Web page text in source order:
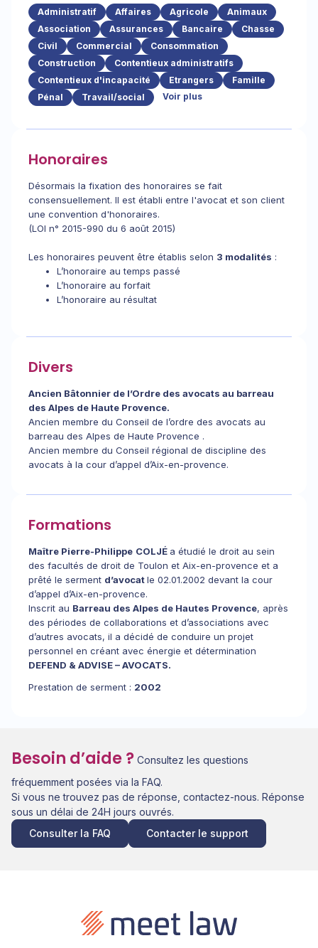
Administratif Affaires Agricole
Animaux
Association
Assurances Bancaire
Chasse
Civil
Commercial
Consommation
Construction
Contentieux administratifs
Contentieux d'incapacité
Etrangers
Famille
Pénal
Travail/social Voir plus
Honoraires
Désormais la fixation des honoraires se fait
consensuellement. Il est établi entre l'avocat et son client
une convention d'honoraires.
(LOI n° 2015-990 du 6 août 2015)
Les honoraires peuvent être établis selon 3 modalités :
L’honoraire au temps passé
L’honoraire au forfait
L’honoraire au résultat
Divers
Ancien Bâtonnier de l’Ordre des avocats au barreau
des Alpes de Haute Provence.
Ancien membre du Conseil de l’ordre des avocats au
barreau des Alpes de Haute Provence .
Ancien membre du Conseil régional de discipline des
avocats à la cour d’appel d’Aix-en-provence.
Formations
Maître Pierre-Philippe COLJÉ a étudié le droit au sein
des facultés de droit de Toulon et Aix-en-provence et a
prêté le serment d’avocatle 02.01.2002 devant la cour
d’appel d’Aix-en-provence.
Inscrit au Barreau des Alpes de Hautes Provence, après
des périodes de collaborations et d’associations avec
d’autres avocats, il a décidé de conduire un projet
personnel en créant avec énergie et détermination
DEFEND & ADVISE – AVOCATS.
Prestation de serment : 2002
Besoin d’aide ? Consultez les questions
fréquemment posées via la FAQ.
Si vous ne trouvez pas de réponse, contactez-nous. Réponse
sous un délai de 24H jours ouvrés.
Consulter la FAQ
Contacter le support